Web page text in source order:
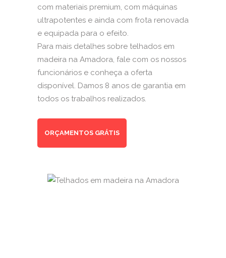
com materiais premium, com máquinas
ultrapotentes e ainda com frota renovada
e equipada para o efeito.
Para mais detalhes sobre telhados em
madeira na Amadora, fale com os nossos
funcionários e conheça a oferta
disponível. Damos 8 anos de garantia em
todos os trabalhos realizados.
ORÇAMENTOS GRÁTIS